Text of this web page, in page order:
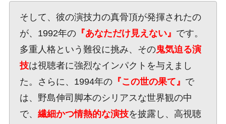
そして、彼の演技力の真骨頂が発揮されたの
が、1992年の『あなただけ見えない』 です。
多重人格という難役に挑み、その鬼気迫る演
技は視聴者に強烈なインパクトを与えまし
た。さらに、1994年の『この世の果て』 で
は、野島伸司脚本のシリアスな世界観の中
で、 繊細かつ情熱的な演技を披露し、高視聴